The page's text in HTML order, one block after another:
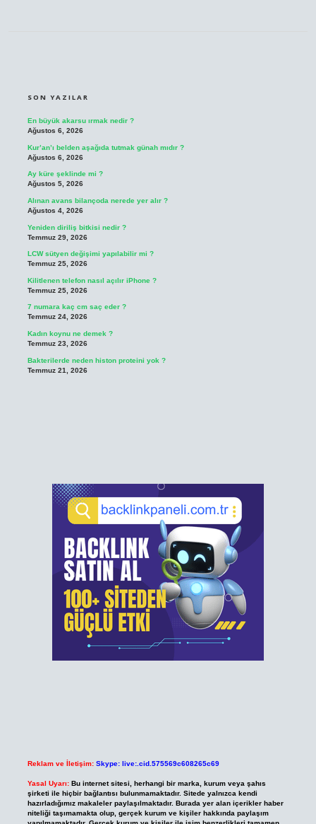
SON YAZILAR
En büyük akarsu ırmak nedir ?
Ağustos 6, 2026
Kur’an’ı belden aşağıda tutmak günah mıdır ?
Ağustos 6, 2026
Ay küre şeklinde mi ?
Ağustos 5, 2026
Alınan avans bilançoda nerede yer alır ?
Ağustos 4, 2026
Yeniden diriliş bitkisi nedir ?
Temmuz 29, 2026
LCW sütyen değişimi yapılabilir mi ?
Temmuz 25, 2026
Kilitlenen telefon nasıl açılır iPhone ?
Temmuz 25, 2026
7 numara kaç cm saç eder ?
Temmuz 24, 2026
Kadın koynu ne demek ?
Temmuz 23, 2026
Bakterilerde neden histon proteini yok ?
Temmuz 21, 2026
Reklam ve İletişim: Skype: live:.cid.575569c608265c69
Yasal Uyarı: Bu internet sitesi, herhangi bir marka, kurum veya şahıs
şirketi ile hiçbir bağlantısı bulunmamaktadır. Sitede yalnızca kendi
hazırladığımız makaleler paylaşılmaktadır. Burada yer alan içerikler haber
niteliği taşımamakta olup, gerçek kurum ve kişiler hakkında paylaşım